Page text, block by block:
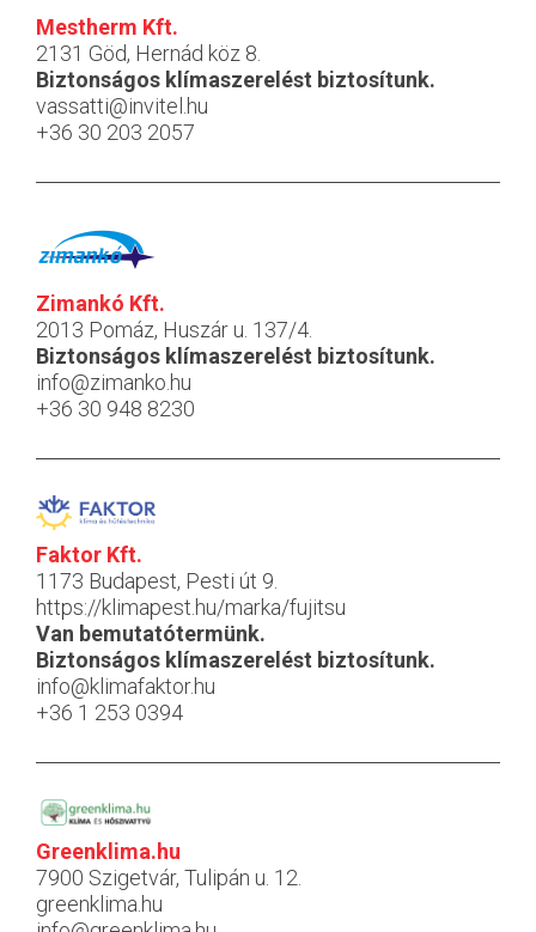
Mestherm Kft.
2131 Göd, Hernád köz 8.
Biztonságos klímaszerelést biztosítunk.
vassatti@invitel.hu
+36 30 203 2057
Zimankó Kft.
2013 Pomáz, Huszár u. 137/4.
Biztonságos klímaszerelést biztosítunk.
info@zimanko.hu
+36 30 948 8230
Faktor Kft.
1173 Budapest, Pesti út 9.
https://klimapest.hu/marka/fujitsu
Van bemutatótermünk.
Biztonságos klímaszerelést biztosítunk.
info@klimafaktor.hu
+36 1 253 0394
Greenklima.hu
7900 Szigetvár, Tulipán u. 12.
greenklima.hu